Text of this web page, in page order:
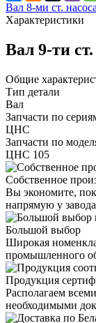
Вал 8-ми ст.
Характеристики
Вал 9-ти
Общие
Тип детали
Вал
Запчасти по
ЦНС
Запчасти по
ЦНС 105
Собственное
Вы экономите,
напрямую у
Большой выбор
Широкая
промышленного
Продукция
Располагаем всеми
необходимыми